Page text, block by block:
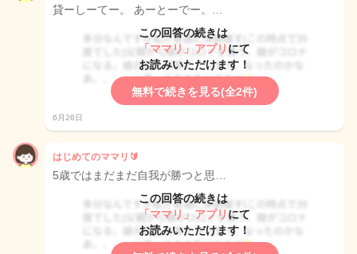
貸ーしーてー。 あーとーでー。…
この回答の続きは
「ママリ」アプリ にて
お読みいただけます！
無料で続きを見る(全2件)
6月26日
はじめてのママリ🔰
5歳ではまだまだ自我が勝つと思…
この回答の続きは
「ママリ」アプリ にて
お読みいただけます！